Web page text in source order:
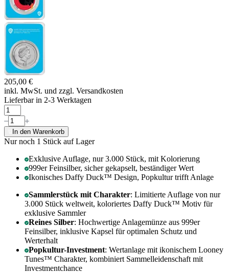
205,00 €
inkl. MwSt. und zzgl. Versandkosten
Lieferbar in 2-3 Werktagen
In den Warenkorb
Nur noch 1 Stück auf Lager
Exklusive Auflage, nur 3.000 Stück, mit Kolorierung
999er Feinsilber, sicher gekapselt, beständiger Wert
Ikonisches Daffy Duck™ Design, Popkultur trifft Anlage
Sammlerstück mit Charakter: Limitierte Auflage von nur
3.000 Stück weltweit, koloriertes Daffy Duck™ Motiv für
exklusive Sammler
Reines Silber: Hochwertige Anlagemünze aus 999er
Feinsilber, inklusive Kapsel für optimalen Schutz und
Werterhalt
Popkultur-Investment: Wertanlage mit ikonischem Looney
Tunes™ Charakter, kombiniert Sammelleidenschaft mit
Investmentchance